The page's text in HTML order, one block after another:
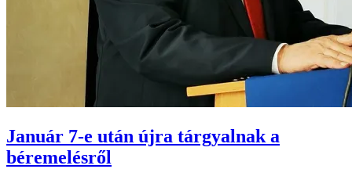
Január 7-e után újra tárgyalnak a
béremelésről